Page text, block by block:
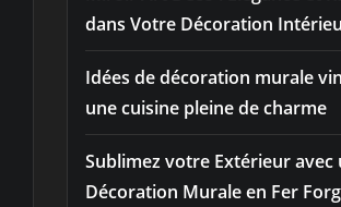
dans Votre Décoration
Idées de décoration murale
une cuisine pleine de charme
Sublimez votre Extérieur avec
Décoration Murale en Fer